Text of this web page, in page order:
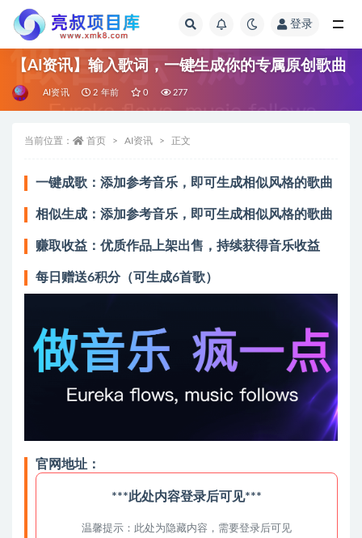
登录
【AI资讯】输入歌词，一键生成你的专属原创歌曲
AI资讯 2 年前 0 277
当前位置： 首页 AI资讯 正文
一键成歌：添加参考音乐，即可生成相似风格的歌曲
相似生成：添加参考音乐，即可生成相似风格的歌曲
赚取收益：优质作品上架出售，持续获得音乐收益
每日赠送6积分（可生成6首歌）
官网地址：
***此处内容登录后可见***
温馨提示：此处为隐藏内容，需要登录后可见